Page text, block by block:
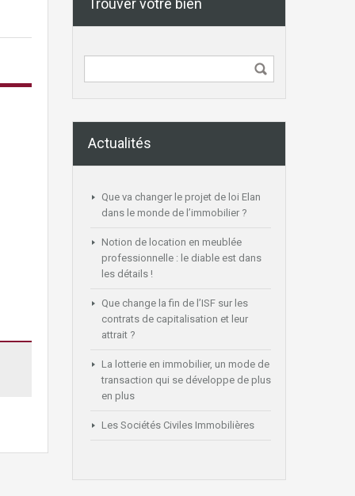
Trouver votre bien
Actualités
Que va changer le projet de loi Elan
dans le monde de l’immobilier ?
Notion de location en meublée
professionnelle : le diable est dans
les détails !
Que change la fin de l’ISF sur les
contrats de capitalisation et leur
attrait ?
La lotterie en immobilier, un mode de
transaction qui se développe de plus
en plus
Les Sociétés Civiles Immobilières